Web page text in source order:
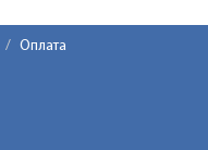
Оплата